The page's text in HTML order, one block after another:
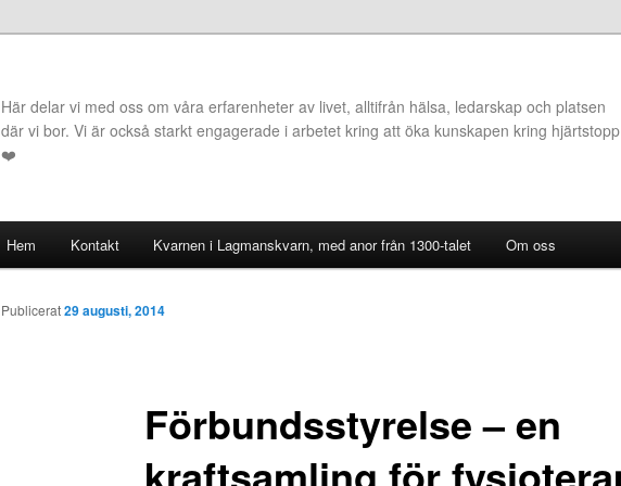
Här delar vi med oss om våra erfarenheter av livet, alltifrån hälsa, ledarskap och platsen
där vi bor. Vi är också starkt engagerade i arbetet kring att öka kunskapen kring hjärtstopp
❤️
Hem Kontakt Kvarnen i Lagmanskvarn, med anor från 1300-talet Om oss
Förbundsstyrelse – en
kraftsamling för
Publicerat29 augusti, 2014